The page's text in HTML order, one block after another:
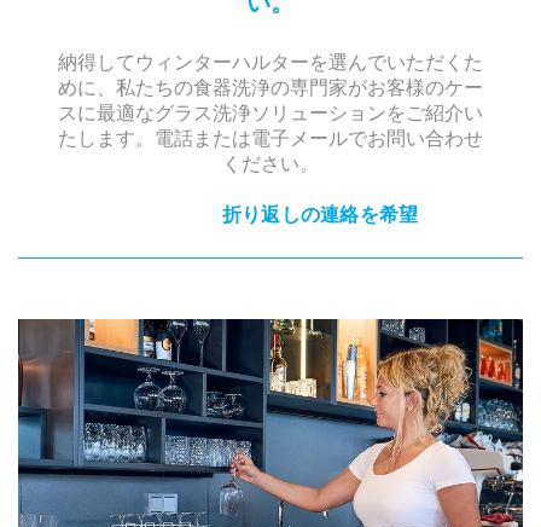
納得してウィンターハルターを選んでいただくた
めに、私たちの食器洗浄の専門家がお客様のケー
スに最適なグラス洗浄ソリューションをご紹介い
たします。電話または電子メールでお問い合わせ
ください。
折り返しの連絡を希望